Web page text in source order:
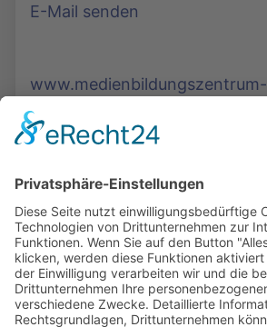
E-Mail senden
Podcasts, Themen und
Entdecken Sie unser Forum für
und Demokratie - jederzeit und
verfügbar.